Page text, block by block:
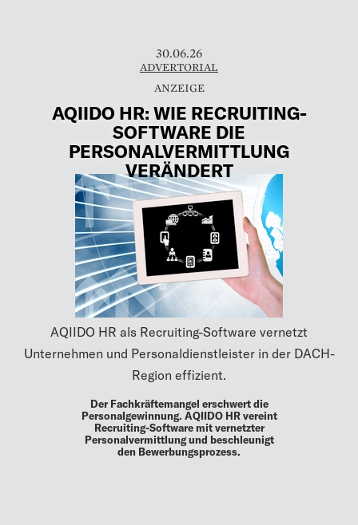
30.06.26
ADVERTORIAL
AQIIDO HR: WIE RECRUITING-
SOFTWARE DIE
PERSONALVERMITTLUNG
VERÄNDERT
AQIIDO HR als Recruiting-Software vernetzt
Unternehmen und Personaldienstleister in der DACH-
Region effizient.
Der Fachkräftemangel erschwert die
Personalgewinnung. AQIIDO HR vereint
Recruiting-Software mit vernetzter
Personalvermittlung und beschleunigt
den Bewerbungsprozess.